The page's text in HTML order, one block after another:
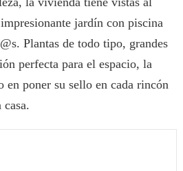
jardín con piscina
Plantas de todo tipo, grandes
perfecta para el espacio, la
en poner su sello en cada rincón